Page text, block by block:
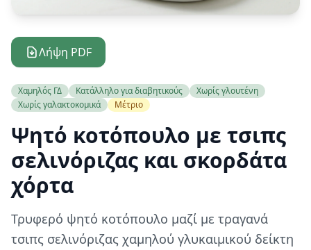
Λήψη PDF
Χαμηλός ΓΔ Κατάλληλο για διαβητικούς
Χωρίς γλουτένη
Χωρίς γαλακτοκομικά
Μέτριο
Ψητό κοτόπουλο με τσιπς
σελινόριζας και σκορδάτα
χόρτα
Τρυφερό ψητό κοτόπουλο μαζί με τραγανά
τσιπς σελινόριζας χαμηλού γλυκαιμικού δείκτη